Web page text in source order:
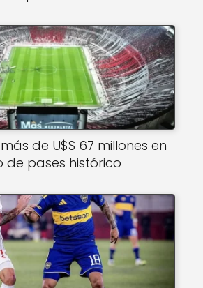
de U$S 67 millones en
de pases histórico